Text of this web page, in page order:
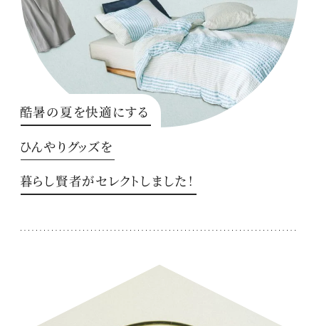
酷暑の夏を快適にする
ひんやりグッズを
暮らし賢者がセレクトしました！